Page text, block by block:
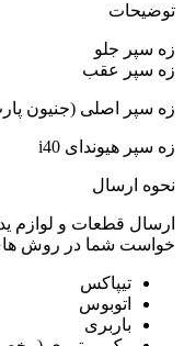
توضیحات
زه سپر جلو
زه سپر عقب
زه سپر اصلی (جنیون
زه سپر هیوندای i40
نحوه ارسال
ارسال قطعات و لوازم
خواست شما در روش
تیپاکس
اتوبوس
باربری